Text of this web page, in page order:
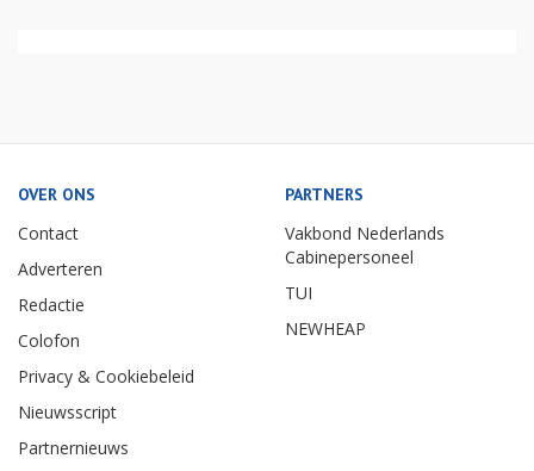
OVER ONS
Contact
Adverteren
Redactie
Colofon
Privacy & Cookiebeleid
Nieuwsscript
Partnernieuws
PARTNERS
Vakbond Nederlands
Cabinepersoneel
TUI
NEWHEAP